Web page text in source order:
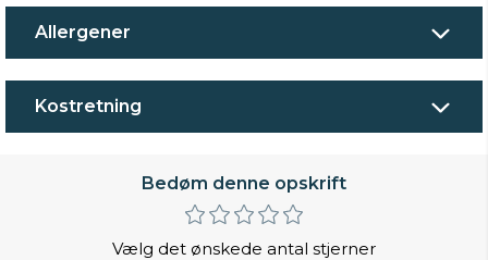
Allergener
Kostretning
Bedøm denne opskrift
Vælg det ønskede antal stjerner